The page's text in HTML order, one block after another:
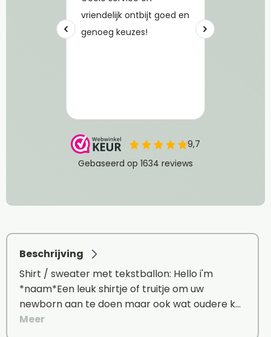
Beschrijving
Shirt / sweater met tekstballon: Hello i'm
*naam*Een leuk shirtje of truitje om uw
newborn aan te doen maar ook wat oudere k…
Meer